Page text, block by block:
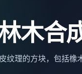
木合
纹理的方块，包括